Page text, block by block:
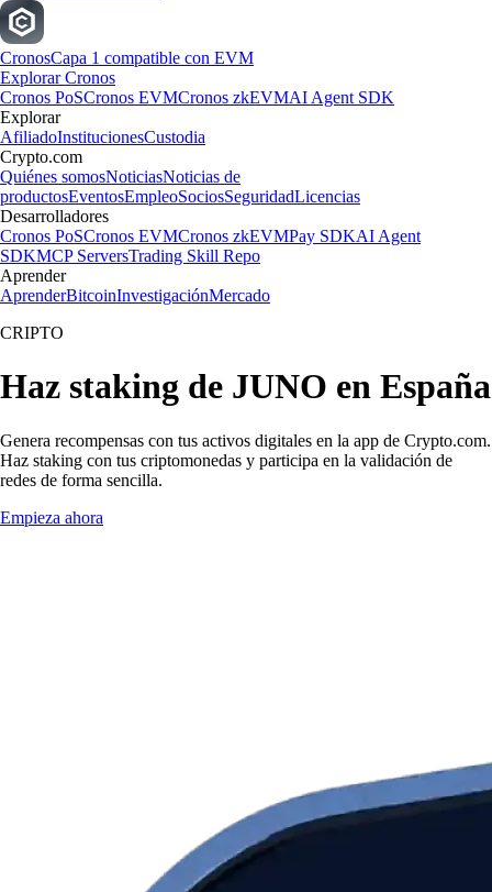
CronosCapa 1 compatible con EVM
Explorar Cronos
Cronos PoSCronos EVMCronos zkEVMAI Agent SDK
Explorar
AfiliadoInstitucionesCustodia
Crypto.com
Quiénes somosNoticiasNoticias de
productosEventosEmpleoSociosSeguridadLicencias
Desarrolladores
Cronos PoSCronos EVMCronos zkEVMPay SDKAI Agent
SDKMCP ServersTrading Skill Repo
Aprender
AprenderBitcoinInvestigaciónMercado
CRIPTO
Haz staking de JUNO en España
Genera recompensas con tus activos digitales en la app de Crypto.com.
Haz staking con tus criptomonedas y participa en la validación de
redes de forma sencilla.
Empieza ahora